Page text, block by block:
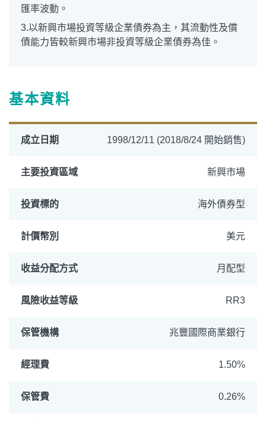
匯率波動。
3.以新興市場投資等級企業債券為主，其流動性及償
債能力皆較新興市場非投資等級企業債券為佳。
基本資料
成立日期 1998/12/11 (2018/8/24 開始銷售)
主要投資區域 新興市場
投資標的 海外債券型
計價幣別 美元
收益分配方式 月配型
風險收益等級 RR3
保管機構 兆豐國際商業銀行
經理費 1.50%
保管費 0.26%